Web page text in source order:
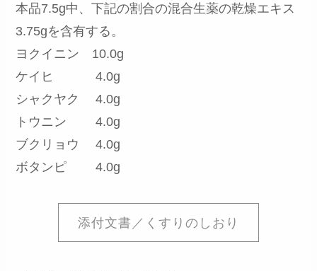
本品7.5g中、下記の割合の混合生薬の乾燥エキス
3.75gを含有する。
ヨクイニン 10.0g
ケイヒ 4.0g
シャクヤク 4.0g
トウニン 4.0g
ブクリョウ 4.0g
ボタンピ 4.0g
添付文書／くすりのしおり